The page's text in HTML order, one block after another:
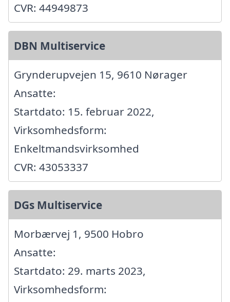
CVR: 44949873
DBN Multiservice
Grynderupvejen 15, 9610 Nørager
Ansatte:
Startdato: 15. februar 2022,
Virksomhedsform:
Enkeltmandsvirksomhed
CVR: 43053337
DGs Multiservice
Morbærvej 1, 9500 Hobro
Ansatte:
Startdato: 29. marts 2023,
Virksomhedsform: